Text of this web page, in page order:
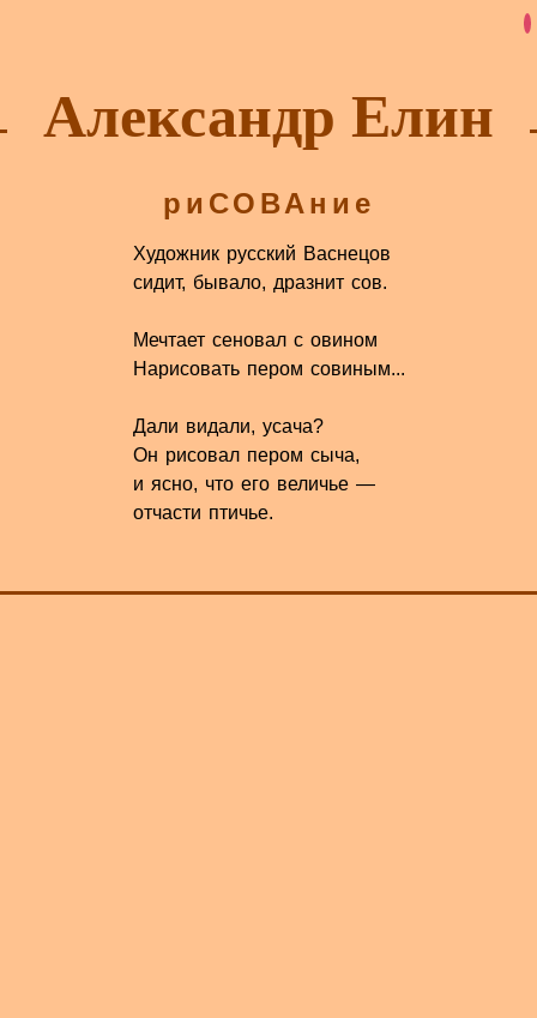
Александр Елин
риСОВАние
Художник русский Васнецов
сидит, бывало, дразнит сов.
Мечтает сеновал с овином
Нарисовать пером совиным...
Дали видали, усача?
Он рисовал пером сыча,
и ясно, что его величье —
отчасти птичье.